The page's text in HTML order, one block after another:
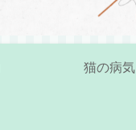
猫の病気